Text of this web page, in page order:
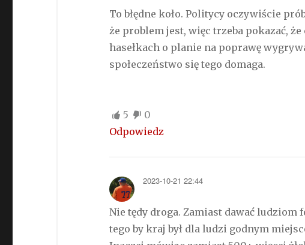
To błędne koło. Politycy oczywiście
że problem jest, więc trzeba pokazać,
hasełkach o planie na poprawę
społeczeństwo się tego domaga.
5
0
Odpowiedz
2023-10-21 22:44
Nie tędy droga. Zamiast dawać ludziom
tego by kraj był dla ludzi godnym